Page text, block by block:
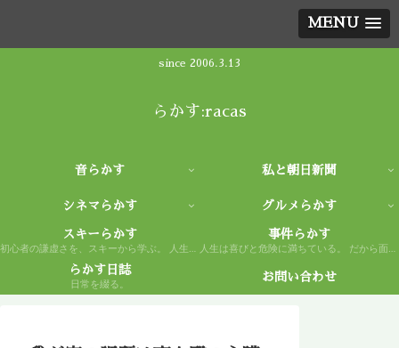
MENU
since 2006.3.13
らかす:racas
音らかす 私と朝日新聞
シネマらかす グルメらかす
スキーらかす
初心者の謙虚さを、スキーから学ぶ。 人生もまた然り。
事件らかす
人生は喜びと危険に満ちている。 だから面白い。
らかす日誌
日常を綴る。
お問い合わせ